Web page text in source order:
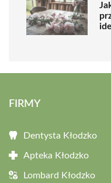
FIRMY
Dentysta Kłodzko
Apteka Kłodzko
Lombard Kłodzko